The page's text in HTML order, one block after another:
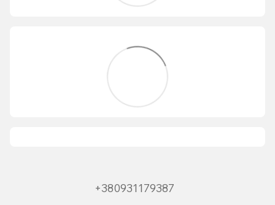
+380931179387